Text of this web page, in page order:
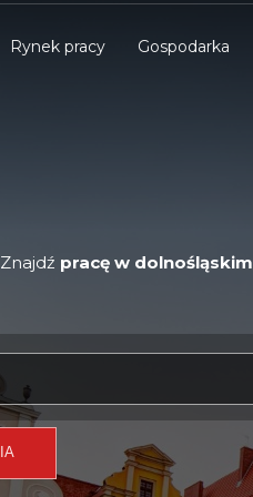
Rynek pracy Gospodarka
Znajdź pracę w dolnośląskim